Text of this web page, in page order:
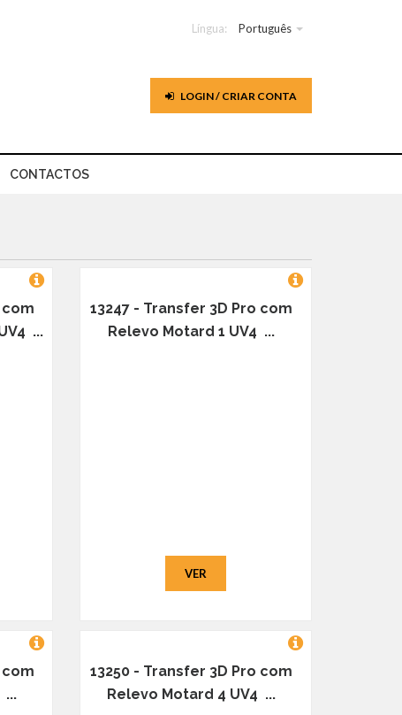
Língua: Português
LOGIN / CRIAR CONTA
CONTACTOS
com
...
13247 - Transfer 3D Pro com
Relevo Motard 1 UV4 ...
VER
com
...
13250 - Transfer 3D Pro com
Relevo Motard 4 UV4 ...